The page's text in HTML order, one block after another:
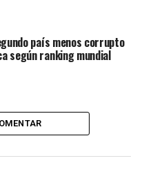
país menos corrupto
según ranking mundial